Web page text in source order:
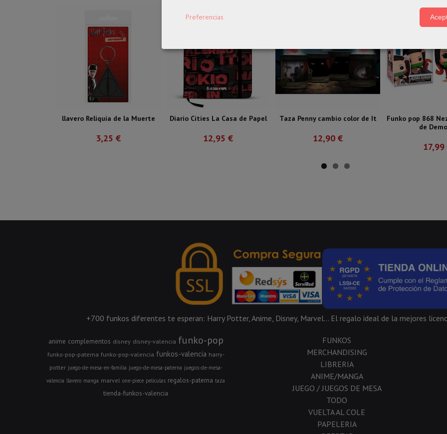
llavero Reliquia de la Muerte
3,25 €
Diario Cities La Casa de Papel
12,95 €
Taza Penny cambio color de It
12,90 €
Funko pop 868
de
17,99
+700 funkos diferentes te esperan: Harry Potter, Anime, Disney, Marvel... El regalo ideal de la mejores
anime complementos disney disney-valencia funko-pop
funko-pop-paterna funko-pop-valencia funkos-valencia harry-
potter juego-de-mesa-en-familia juego-de-mesa-paterna juegos-de-mesa-
valencia llavero manga marvel one-piece peliculas regalos-paterna taza
tienda-funkos-valencia
FUNKOS
MERCHANDISING
LIBRERIA
ANIME/MANGA
JUEGO / JUEGOS DE MESA
TODO
VUELTA AL COLE
PAPELERIA
Preferencias